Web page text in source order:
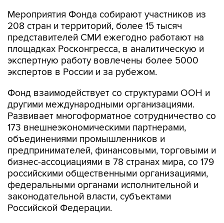
Мероприятия Фонда собирают участников из
208 стран и территорий, более 15 тысяч
представителей СМИ ежегодно работают на
площадках Росконгресса, в аналитическую и
экспертную работу вовлечены более 5000
экспертов в России и за рубежом.
Фонд взаимодействует со структурами ООН и
другими международными организациями.
Развивает многоформатное сотрудничество со
173 внешнеэкономическими партнерами,
объединениями промышленников и
предпринимателей, финансовыми, торговыми и
бизнес-ассоциациями в 78 странах мира, со 179
российскими общественными организациями,
федеральными органами исполнительной и
законодательной власти, субъектами
Российской Федерации.